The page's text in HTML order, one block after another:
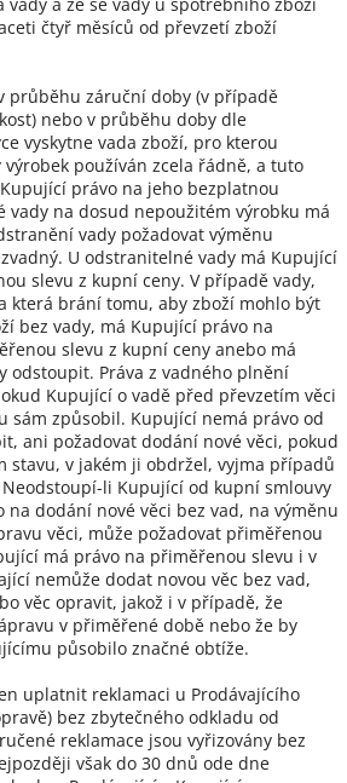
a že se vady u spotřebního zboží
čtyř měsíců od převzetí zboží
průběhu záruční doby (v případě
nebo v průběhu doby dle
vyskytne vada zboží, pro kterou
používán zcela řádně, a tuto
právo na jeho bezplatnou
vady na dosud nepoužitém výrobku má
vady požadovat výměnu
U odstranitelné vady má Kupující
slevu z kupní ceny. V případě vady,
která brání tomu, aby zboží mohlo být
bez vady, má Kupující právo na
slevu z kupní ceny anebo má
odstoupit. Práva z vadného plnění
Kupující o vadě před převzetím věci
sám způsobil. Kupující nemá právo od
ani požadovat dodání nové věci, pokud
stavu, v jakém ji obdržel, vyjma případů
li Kupující od kupní smlouvy
dodání nové věci bez vad, na výměnu
věci, může požadovat přiměřenou
má právo na přiměřenou slevu i v
nemůže dodat novou věc bez vad,
věc opravit, jakož i v případě, že
v přiměřené době nebo že by
působilo značné obtíže.
uplatnit reklamaci u Prodávajícího
bez zbytečného odkladu od
reklamace jsou vyřizovány bez
však do 30 dnů ode dne